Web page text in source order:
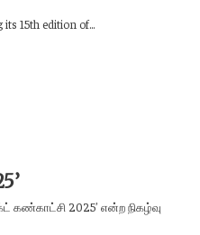
15th edition of...
கண்காட்சி 2025’ என்ற நிகழ்வு